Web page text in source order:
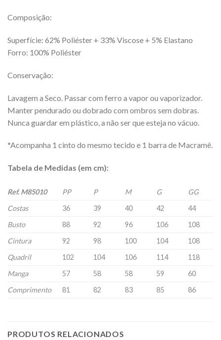
Composição:
Superfície: 62% Poliéster + 33% Viscose + 5% Elastano
Forro: 100% Poliéster
Conservação:
Lavagem a Seco. Passar com ferro a vapor ou vaporizador.
Manter pendurado ou dobrado com ombros sem dobras.
Nunca guardar em plástico, a não ser que esteja no vácuo.
*Acompanha 1 cinto do mesmo tecido e 1 barra de Macramê.
Tabela de Medidas (em cm):
Ref. M85010 PP P M G
GG
Costas
36 39 40 42
44
Busto
88 92 96 106
108
Cintura
92 98 100 104
108
Quadril
102 104 106 114
118
Manga
57 58 58 59
60
Comprimento
81 82 83 85 86
PRODUTOS RELACIONADOS